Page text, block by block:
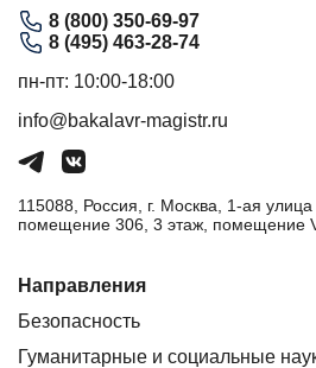
8 (800) 350-69-97
8 (495) 463-28-74
пн-пт: 10:00-18:00
info@bakalavr-magistr.ru
115088, Россия, г. Москва, 1-ая
помещение 306, 3 этаж, помещение
Направления
Безопасность
Гуманитарные и социальные